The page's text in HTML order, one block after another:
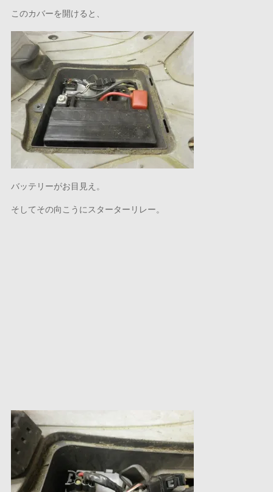
このカバーを開けると、
バッテリーがお目見え。
そしてその向こうにスターターリレー。